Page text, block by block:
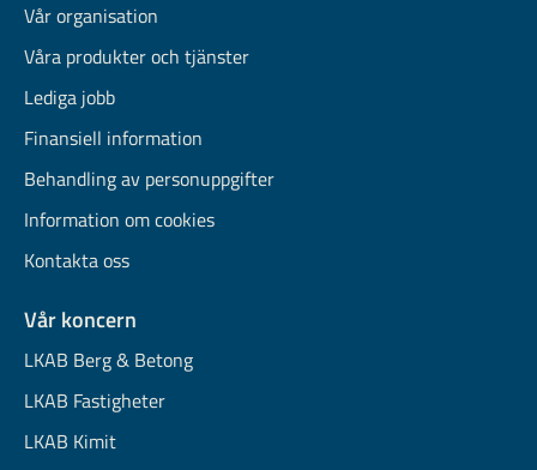
Vår organisation
Våra produkter och tjänster
Lediga jobb
Finansiell information
Behandling av personuppgifter
Information om cookies
Kontakta oss
Vår koncern
LKAB Berg & Betong
LKAB Fastigheter
LKAB Kimit